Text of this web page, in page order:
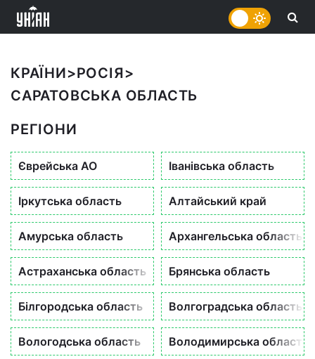
КРАЇНИ>РОСІЯ>
САРАТОВСЬКА ОБЛАСТЬ
РЕГІОНИ
Єврейська АО Іванівська область
Іркутська область Алтайський край
Амурська область Архангельська область
Астраханська область Брянська область
Білгородська область Волгоградська область
Вологодська область Володимирська область